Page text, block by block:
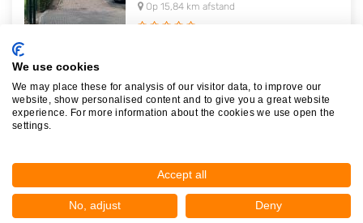
Op 15,84 km afstand
V.O.F. Autodemontagebedrijf D...
Rondweg 3
We use cookies
We may place these for analysis of our visitor data, to improve our
website, show personalised content and to give you a great website
experience. For more information about the cookies we use open the
settings.
Accept all
No, adjust Deny